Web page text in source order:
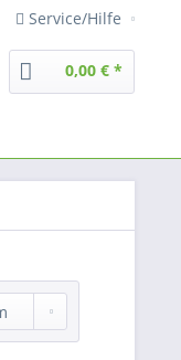
Service/Hilfe
0,00 € *